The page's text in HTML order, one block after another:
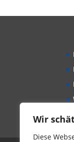
Wir
Diese